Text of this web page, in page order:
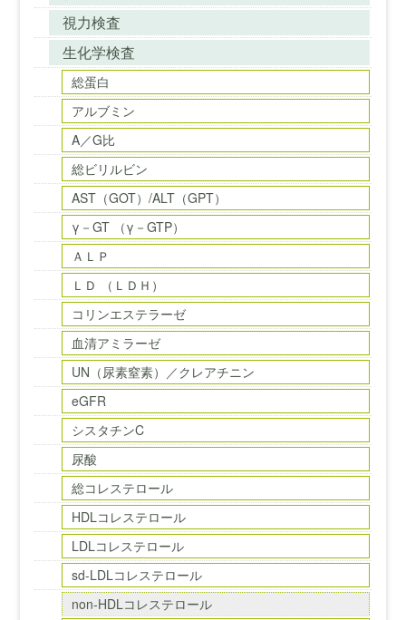
視力検査
生化学検査
総蛋白
アルブミン
A／G比
総ビリルビン
AST（GOT）/ALT（GPT）
γ－GT （γ－GTP）
ＡＬＰ
ＬＤ （ＬＤＨ）
コリンエステラーゼ
血清アミラーゼ
UN（尿素窒素）／クレアチニン
eGFR
シスタチンC
尿酸
総コレステロール
HDLコレステロール
LDLコレステロール
sd-LDLコレステロール
non-HDLコレステロール